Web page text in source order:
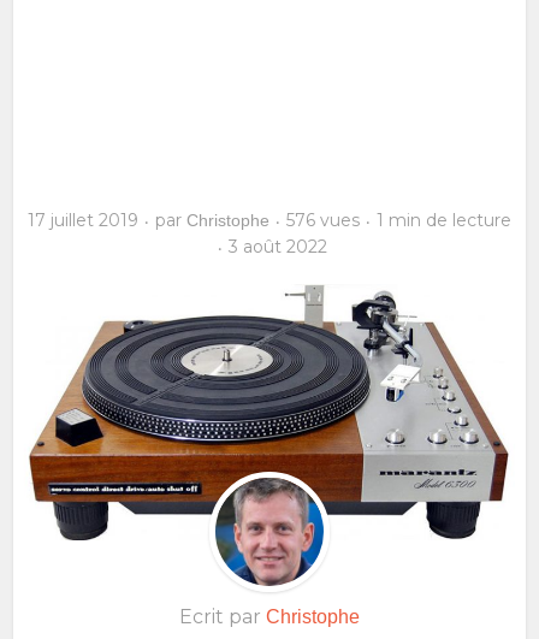
17 juillet 2019 par Christophe 576 vues
1 min de lecture
3 août 2022
Ecrit par Christophe